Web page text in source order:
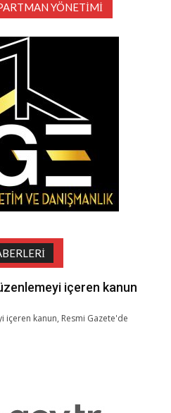
YÖNETIMI
içeren kanun
içeren kanun, Resmi Gazete'de